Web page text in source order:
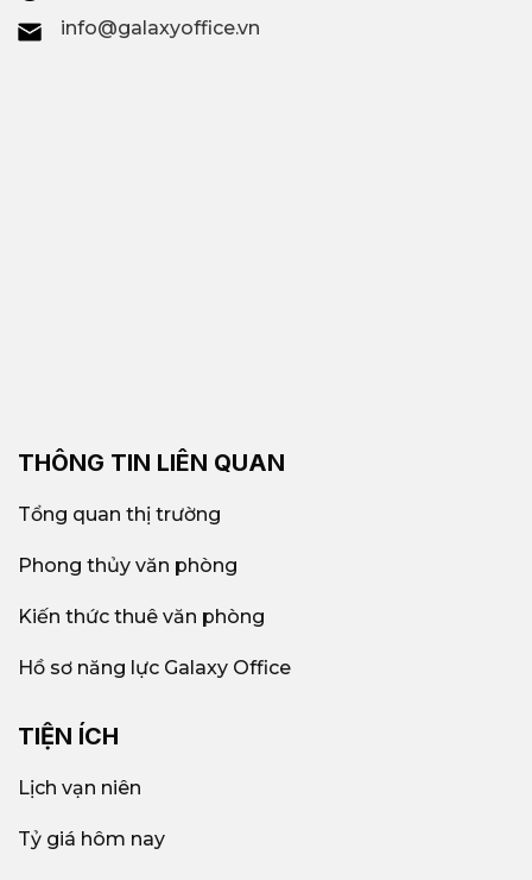
info@galaxyoffice.vn
THÔNG TIN LIÊN QUAN
Tổng quan thị trường
Phong thủy văn phòng
Kiến thức thuê văn phòng
Hồ sơ năng lực Galaxy Office
TIỆN ÍCH
Lịch vạn niên
Tỷ giá hôm nay